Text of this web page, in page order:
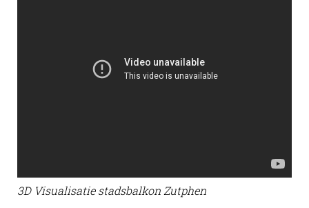
3D Visualisatie stadsbalkon Zutphen